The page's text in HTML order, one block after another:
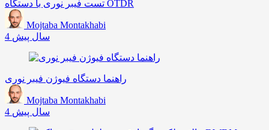
تست فیبر نوری با دستگاه OTDR
Mojtaba Montakhabi
4 سال پیش
راهنما دستگاه فیوژن فیبر نوری
Mojtaba Montakhabi
4 سال پیش